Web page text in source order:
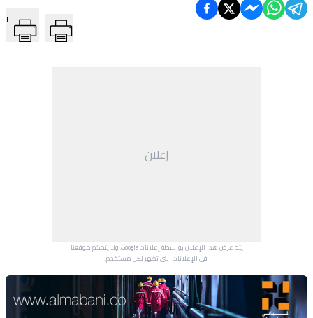
T
إعلان
يتم عرض هذا الإعلان بواسطة إعلانات Google، ولا يتحكم موقعنا
في الإعلانات التي تظهر لكل مستخدم.
Advertisement Section